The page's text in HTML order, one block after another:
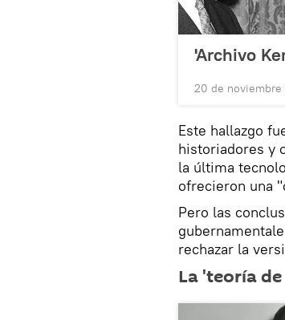
'Archivo
20 de noviembre
Este hallazgo
historiadores y
la última
ofrecieron una
Pero las
rechazar la
La 'teoría